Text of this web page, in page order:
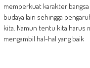
memperkuat karakter
budaya lain sehingga
kita. Namun tentu kita harus
mengambil hal-hal yang baik